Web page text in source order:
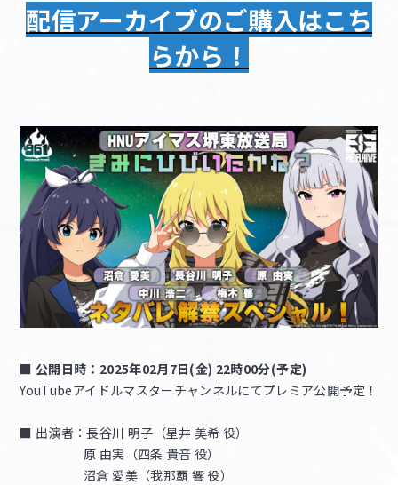
配信アーカイブのご購入はこち
らから！
■ 公開日時：2025年02月7日(金) 22時00分(予定)
YouTubeアイドルマスターチャンネルにてプレミア公開予定！
■ 出演者：長谷川 明子（星井 美希 役）
原 由実（四条 貴音 役）
沼倉 愛美（我那覇 響 役）